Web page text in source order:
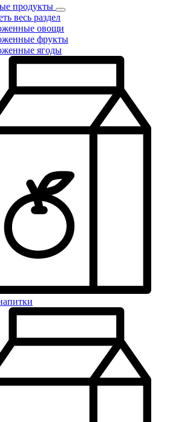
продукты
весь раздел
овощи
фрукты
ягоды